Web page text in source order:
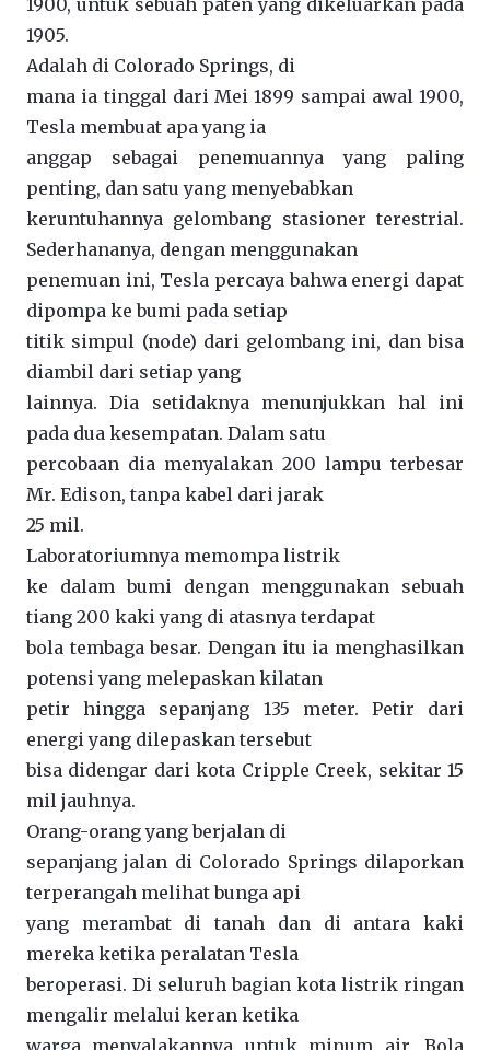
1905.
Adalah di Colorado Springs, di
mana ia tinggal dari Mei 1899 sampai awal 1900,
Tesla membuat apa yang ia
anggap sebagai penemuannya yang paling
penting, dan satu yang menyebabkan
keruntuhannya gelombang stasioner terestrial.
Sederhananya, dengan menggunakan
penemuan ini, Tesla percaya bahwa energi dapat
dipompa ke bumi pada setiap
titik simpul (node) dari gelombang ini, dan bisa
diambil dari setiap yang
lainnya. Dia setidaknya menunjukkan hal ini
pada dua kesempatan. Dalam satu
percobaan dia menyalakan 200 lampu terbesar
Mr. Edison, tanpa kabel dari jarak
25 mil.
Laboratoriumnya memompa listrik
ke dalam bumi dengan menggunakan sebuah
tiang 200 kaki yang di atasnya terdapat
bola tembaga besar. Dengan itu ia menghasilkan
potensi yang melepaskan kilatan
petir hingga sepanjang 135 meter. Petir dari
energi yang dilepaskan tersebut
bisa didengar dari kota Cripple Creek, sekitar 15
mil jauhnya.
Orang-orang yang berjalan di
sepanjang jalan di Colorado Springs dilaporkan
terperangah melihat bunga api
yang merambat di tanah dan di antara kaki
mereka ketika peralatan Tesla
beroperasi. Di seluruh bagian kota listrik ringan
mengalir melalui keran ketika
warga menyalakannya untuk minum air. Bola